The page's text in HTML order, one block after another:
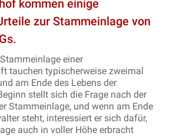
kommen einige
zur Stammeinlage von
einer
tauchen typischerweise zweimal
am Ende des Lebens der
stellt sich die Frage nach der
Stammeinlage, und wenn am Ende
steht, interessiert er sich dafür,
auch in voller Höhe erbracht